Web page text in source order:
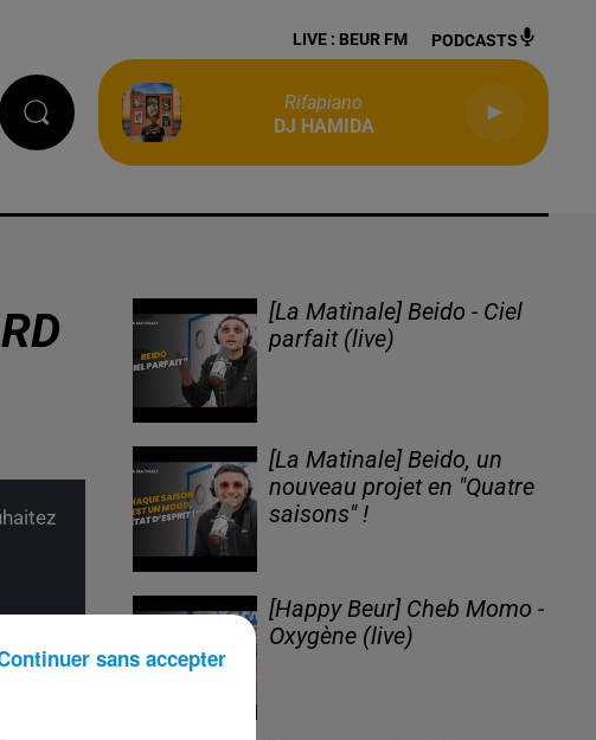
LIVE : BEUR FM PODCASTS
Rifapiano
DJ HAMIDA
[La Matinale] Beido - Ciel
parfait (live)
[La Matinale] Beido, un
nouveau projet en "Quatre
saisons" !
[Happy Beur] Cheb Momo -
Oxygène (live)
sans accepter